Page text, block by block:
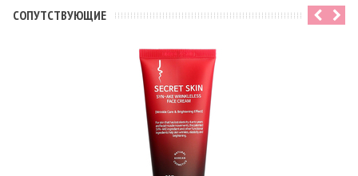
CОПУТСТВУЮЩИЕ